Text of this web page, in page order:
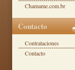
Chamame.com.br
Contacto
Contrataciones
Contacto